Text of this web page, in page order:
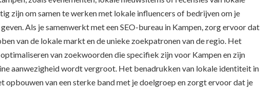
zijn om samen te werken met lokale influencers of bedrijven om je
Als je samenwerkt met een SEO-bureau in Kampen, zorg ervoor dat
van de lokale markt en de unieke zoekpatronen van de regio. Het
van zoekwoorden die specifiek zijn voor Kampen en zijn
aanwezigheid wordt vergroot. Het benadrukken van lokale identiteit in
opbouwen van een sterke band met je doelgroep en zorgt ervoor dat je